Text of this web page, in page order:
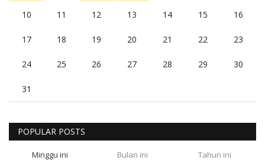
10 11 12 13 14 15 16
17 18 19 20 21 22 23
24 25 26 27 28 29 30
31
POPULAR POSTS
Minggu ini Bulan ini Tahun ini